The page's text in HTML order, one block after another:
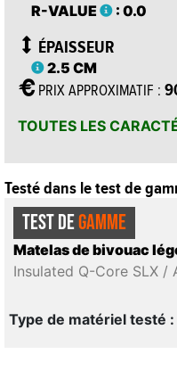
R-VALUE : 0.0
ÉPAISSEUR
2.5 CM
PRIX APPROXIMATIF :
TOUTES LES
Testé dans le test de
TEST DEGAMME
Matelas de bivouac
Type de matériel testé :